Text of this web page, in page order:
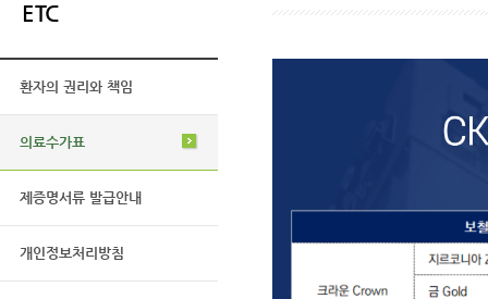
ETC
환자의 권리와 책임
의료수가표
제증명서류 발급안내
개인정보처리방침